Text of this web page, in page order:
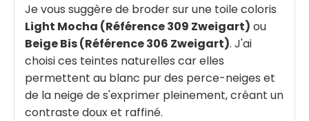
Je vous suggère de broder sur une toile coloris
Light Mocha (Référence 309 Zweigart) ou
Beige Bis (Référence 306 Zweigart). J'ai
choisi ces teintes naturelles car elles
permettent au blanc pur des perce-neiges et
de la neige de s'exprimer pleinement, créant un
contraste doux et raffiné.